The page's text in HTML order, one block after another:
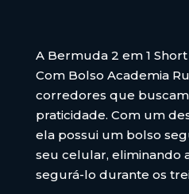
A Bermuda 2 em 1
Com Bolso Academia
corredores que
praticidade. Com um
ela possui um bolso
seu celular, eliminando
segurá-lo durante os